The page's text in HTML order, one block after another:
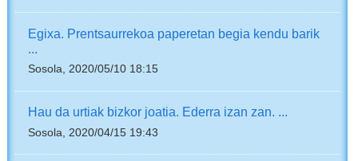
Egixa. Prentsaurrekoa paperetan begia kendu barik
Sosola, 2020/05/10 18:15
Hau da urtiak bizkor joatia. Ederra izan zan. ...
Sosola, 2020/04/15 19:43